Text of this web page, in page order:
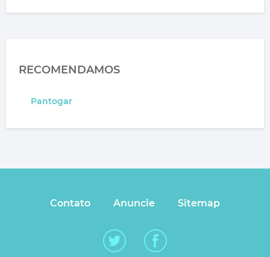
RECOMENDAMOS
Pantogar
Contato Anuncie Sitemap